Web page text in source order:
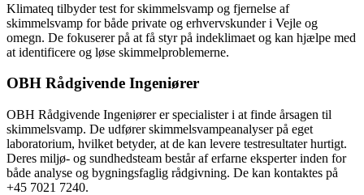
Klimateq tilbyder test for skimmelsvamp og fjernelse af
skimmelsvamp for både private og erhvervskunder i Vejle og
omegn. De fokuserer på at få styr på indeklimaet og kan hjælpe med
at identificere og løse skimmelproblemerne.
OBH Rådgivende Ingeniører
OBH Rådgivende Ingeniører er specialister i at finde årsagen til
skimmelsvamp. De udfører skimmelsvampeanalyser på eget
laboratorium, hvilket betyder, at de kan levere testresultater hurtigt.
Deres miljø- og sundhedsteam består af erfarne eksperter inden for
både analyse og bygningsfaglig rådgivning. De kan kontaktes på
+45 7021 7240.